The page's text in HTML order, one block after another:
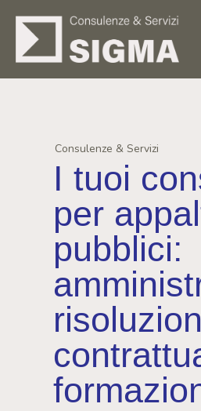
Consulenze & Servizi
I tuoi
per
pubblici: